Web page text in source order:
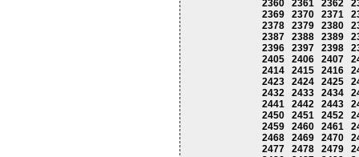
2360
2361 2362
2369
2370 2371
2378
2379 2380
2387
2388 2389
2396
2397 2398
2405
2406 2407
2414
2415 2416
2423
2424 2425
2432
2433 2434
2441
2442 2443
2450
2451 2452
2459
2460 2461
2468
2469 2470
2477
2478 2479